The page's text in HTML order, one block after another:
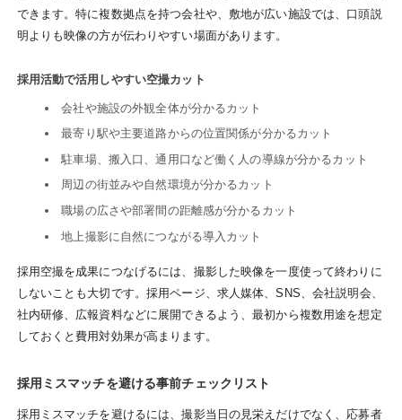
できます。特に複数拠点を持つ会社や、敷地が広い施設では、口頭説
明よりも映像の方が伝わりやすい場面があります。
採用活動で活用しやすい空撮カット
会社や施設の外観全体が分かるカット
最寄り駅や主要道路からの位置関係が分かるカット
駐車場、搬入口、通用口など働く人の導線が分かるカット
周辺の街並みや自然環境が分かるカット
職場の広さや部署間の距離感が分かるカット
地上撮影に自然につながる導入カット
採用空撮を成果につなげるには、撮影した映像を一度使って終わりに
しないことも大切です。採用ページ、求人媒体、SNS、会社説明会、
社内研修、広報資料などに展開できるよう、最初から複数用途を想定
しておくと費用対効果が高まります。
採用ミスマッチを避ける事前チェックリスト
採用ミスマッチを避けるには、撮影当日の見栄えだけでなく、応募者